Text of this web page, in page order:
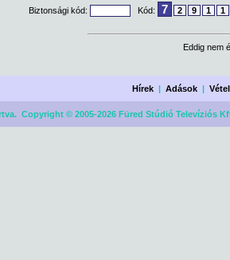
Biztonsági kód:
Kód: 7 2 9 1 1
Eddig nem
Hírek |Adások |
Copyright © 2005-2026 Füred Stúdió Televíziós